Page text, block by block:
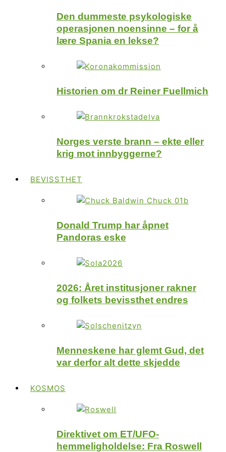
Den dummeste psykologiske
operasjonen noensinne – for å
lære Spania en lekse?
Historien om dr Reiner Fuellmich
Norges verste brann – ekte eller
krig mot innbyggerne?
BEVISSTHET
Donald Trump har åpnet
Pandoras eske
2026: Året institusjoner rakner
og folkets bevissthet endres
Menneskene har glemt Gud, det
var derfor alt dette skjedde
KOSMOS
Direktivet om ET/UFO-
hemmeligholdelse: Fra Roswell